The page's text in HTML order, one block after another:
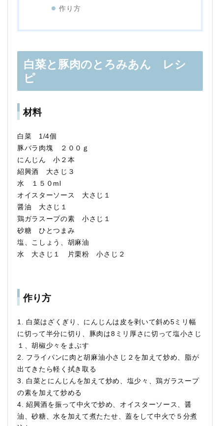
作り方
白菜と豚肉のとろみあん レシ
ピ
材料
白菜 1/4個
豚バラ肉塊 ２００ｇ
にんじん 小２本
紹興酒 大さじ３
水 １５０ml
オイスターソース 大さじ１
醤油 大さじ１
鶏ガラスープの素 小さじ１
砂糖 ひとつまみ
塩、こしょう、胡麻油
水 大さじ１ 片栗粉 小さじ２
作り方
1. 白菜はざくぎり、にんじんは皮を剥いて斜め5ミリ幅
に切って半分に切り、豚肉は8ミリ厚さに切って塩小さじ
１、胡椒少々をまぶす
2. フライパンに肉と胡麻油小さじ２を加えて炒め、脂が
出てきたら軽く拭き取る
3. 白菜とにんじんを加えて炒め、塩少々、鶏ガラスープ
の素を加えて炒める
4. 紹興酒を振って中火で炒め、オイスターソース、醤
油、砂糖、水を加えて煮たたせ、蓋をして中火で５分煮